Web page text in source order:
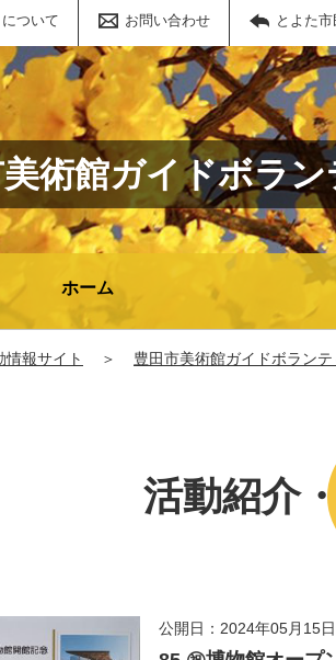
ついて お問い合わせ とよた
術館ガイドボラ
ホーム
情報サイト ＞ 豊田市美術館ガイドボラン
活動紹介
公開日：2024年05月15日